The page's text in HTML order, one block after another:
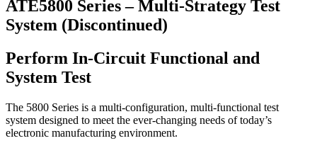
ATE5800 Series – Multi-Strategy Test
System (Discontinued)
Perform In-Circuit Functional and
System Test
The 5800 Series is a multi-configuration, multi-functional test
system designed to meet the ever-changing needs of today’s
electronic manufacturing environment.